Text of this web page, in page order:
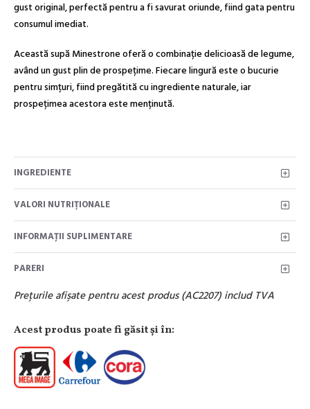
gust original, perfectă pentru a fi savurat oriunde, fiind gata pentru
consumul imediat.
Această supă Minestrone oferă o combinație delicioasă de legume,
având un gust plin de prospețime. Fiecare lingură este o bucurie
pentru simțuri, fiind pregătită cu ingrediente naturale, iar
prospețimea acestora este menținută.
INGREDIENTE
VALORI NUTRIŢIONALE
INFORMAȚII SUPLIMENTARE
PARERI
Preţurile afişate pentru acest produs (AC2207) includ TVA
Acest produs poate fi găsit şi în: